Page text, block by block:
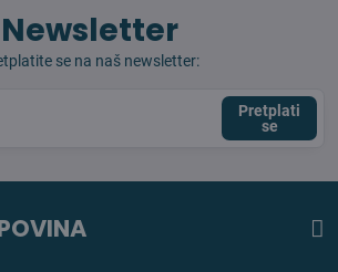
Newsletter
se na naš newsletter:
Pretplati
se